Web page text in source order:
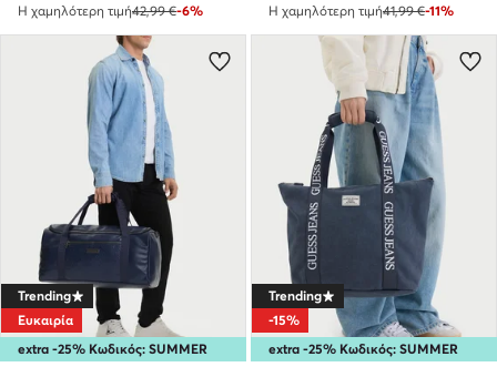
Η χαμηλότερη τιμή42,99 €-6%
Η χαμηλότερη τιμή41,99 €-11%
extra -25% Κωδικός: SUMMER
Trending
Ευκαιρία
extra -25% Κωδικός: SUMMER
Trending
-15%